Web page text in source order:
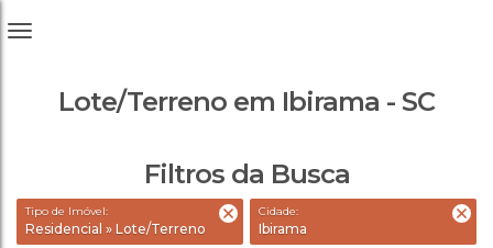
Lote/Terreno em Ibirama - SC
Filtros da Busca
Tipo de Imóvel:
Residencial » Lote/Terreno
Cidade:
Ibirama